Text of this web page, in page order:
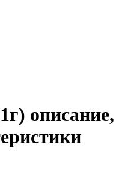
описание,